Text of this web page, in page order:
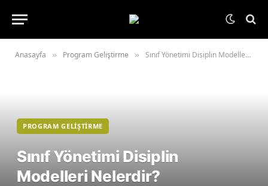
Anasayfa » Program Geliştirme » Sınıf Yönetimi Disiplin Modelleri Nelerdir?
PROGRAM GELIŞTIRME
Sınıf Yönetimi Disiplin
Modelleri Nelerdir?